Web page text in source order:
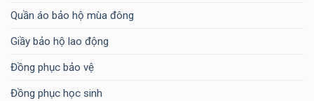
Quần áo bảo hộ mùa đông
Giầy bảo hộ lao động
Đồng phục bảo vệ
Đồng phục học sinh